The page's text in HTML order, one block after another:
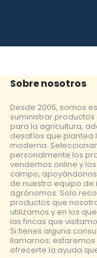
Sobre nosotros
Desde 2005, somos
suministrar
para la agricultura,
desafíos que plantea
moderna.
personalmente los
vendemos online y
campo,
de nuestro equipo de
agrónomos. Solo
productos que
utilizamos y en los
las fincas que
Si tienes alguna
llamarnos;
ofrecerte la ayuda